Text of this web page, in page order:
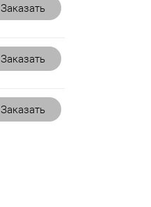
Заказать
Заказать
Заказать